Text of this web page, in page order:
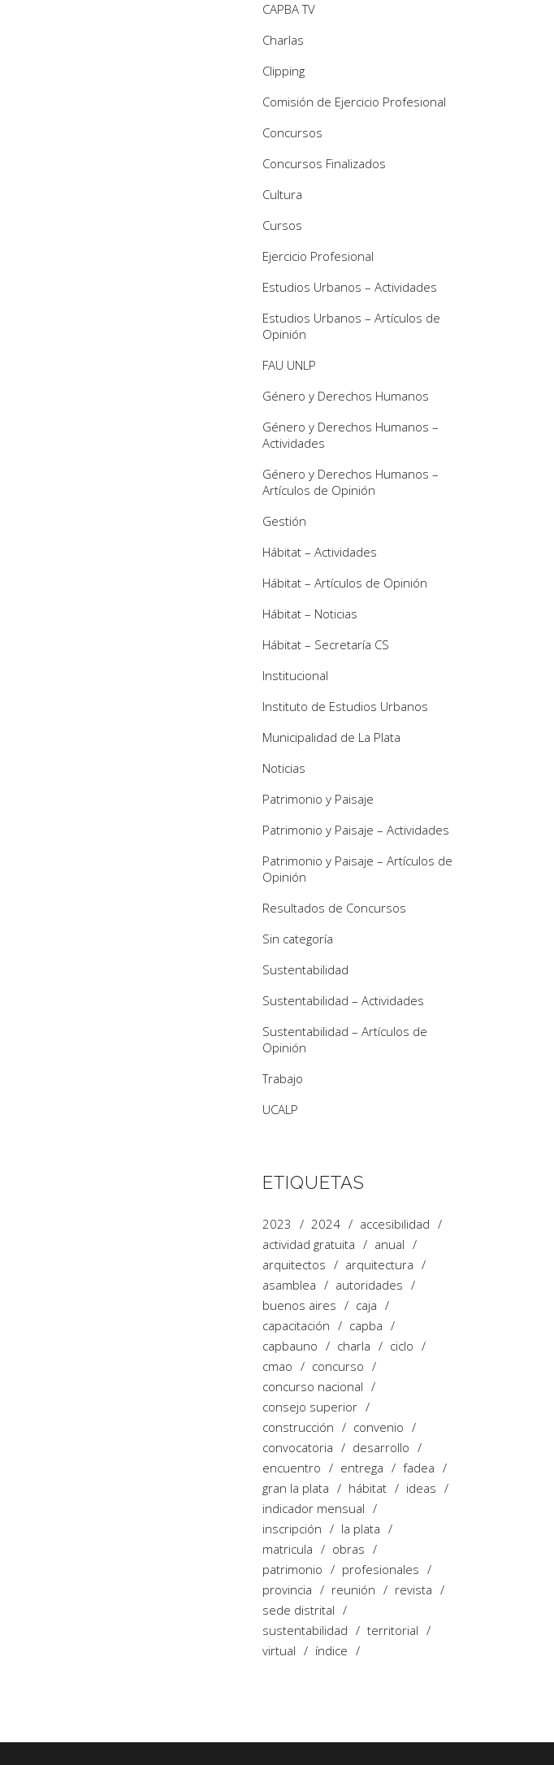
CAPBA TV
Charlas
Clipping
Comisión de Ejercicio Profesional
Concursos
Concursos Finalizados
Cultura
Cursos
Ejercicio Profesional
Estudios Urbanos – Actividades
Estudios Urbanos – Artículos de
Opinión
FAU UNLP
Género y Derechos Humanos
Género y Derechos Humanos –
Actividades
Género y Derechos Humanos –
Artículos de Opinión
Gestión
Hábitat – Actividades
Hábitat – Artículos de Opinión
Hábitat – Noticias
Hábitat – Secretaría CS
Institucional
Instituto de Estudios Urbanos
Municipalidad de La Plata
Noticias
Patrimonio y Paisaje
Patrimonio y Paisaje – Actividades
Patrimonio y Paisaje – Artículos de
Opinión
Resultados de Concursos
Sin categoría
Sustentabilidad
Sustentabilidad – Actividades
Sustentabilidad – Artículos de
Opinión
Trabajo
UCALP
ETIQUETAS
2023 2024
accesibilidad
actividad gratuita
anual
arquitectos
arquitectura
asamblea
autoridades
buenos aires
caja
capacitación
capba
capbauno
charla
ciclo
cmao
concurso
concurso nacional
consejo superior
construcción
convenio
convocatoria
desarrollo
encuentro
entrega
fadea
gran la plata
hábitat
ideas
indicador mensual
inscripción
la plata
matricula
obras
patrimonio
profesionales
provincia
reunión
revista
sede distrital
sustentabilidad
territorial
virtual
índice